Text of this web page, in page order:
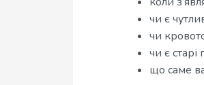
чи є
чи
чи є старі
що саме